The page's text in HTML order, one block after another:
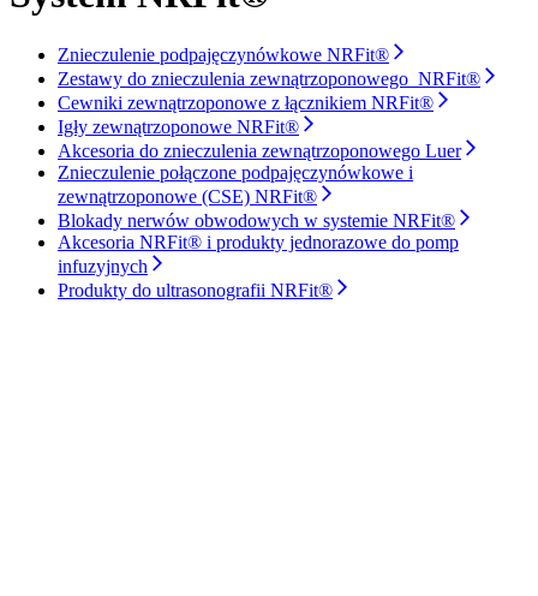
Znieczulenie podpajęczynówkowe NRFit®
Zestawy do znieczulenia zewnątrzoponowego NRFit®
Cewniki zewnątrzoponowe z łącznikiem NRFit®
Igły zewnątrzoponowe NRFit®
Akcesoria do znieczulenia zewnątrzoponowego Luer
Znieczulenie połączone podpajęczynówkowe i
zewnątrzoponowe (CSE) NRFit®
Blokady nerwów obwodowych w systemie NRFit®
Akcesoria NRFit® i produkty jednorazowe do pomp
infuzyjnych
Produkty do ultrasonografii NRFit®